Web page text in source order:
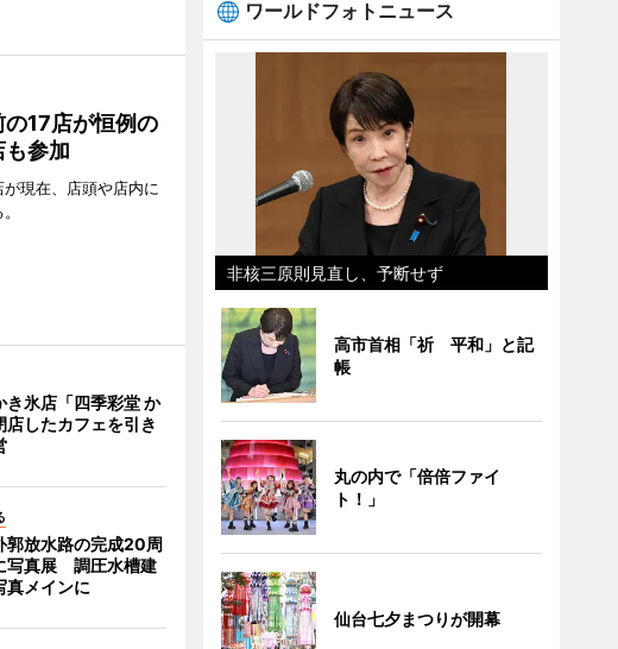
17店が恒例の
参加
現在、店頭や店内に
き氷店「四季彩堂 か
したカフェを引き
郭放水路の完成20周
写真展 調圧水槽建
真メインに
ワールドフォトニュース
非核三原則見直し、予断せず
高市首相「祈 平和」と記
帳
丸の内で「倍倍ファイ
ト！」
仙台七夕まつりが開幕